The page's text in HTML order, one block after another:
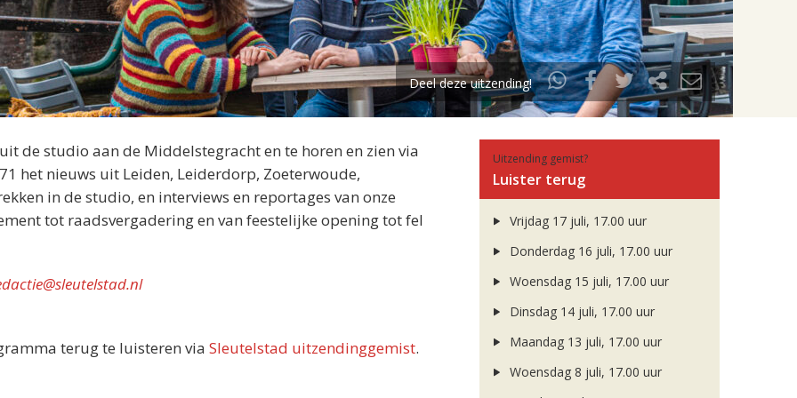
Deel deze uitzending!
de studio aan de Middelstegracht en te horen en zien via
het nieuws uit Leiden, Leiderdorp, Zoeterwoude,
in de studio, en interviews en reportages van onze
tot raadsvergadering en van feestelijke opening tot fel
terug te luisteren via Sleutelstad uitzendinggemist.
Uitzending gemist?
Luister terug
Vrijdag 17 juli, 17.00 uur
Donderdag 16 juli, 17.00 uur
Woensdag 15 juli, 17.00 uur
Dinsdag 14 juli, 17.00 uur
Maandag 13 juli, 17.00 uur
Woensdag 8 juli, 17.00 uur